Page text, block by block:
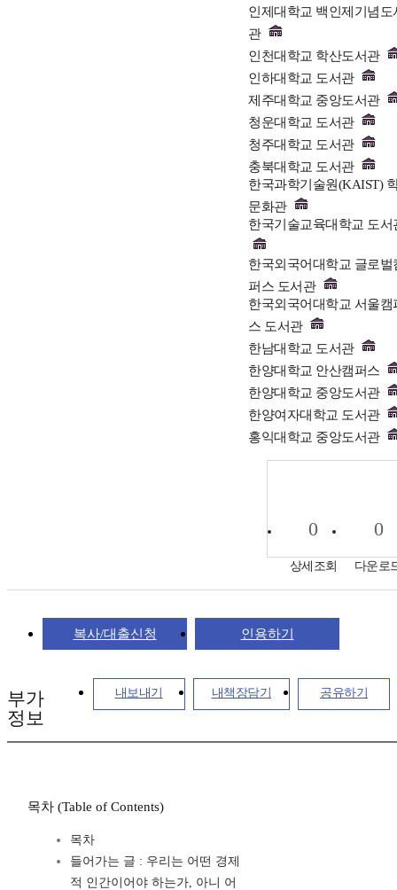
인제대학교 백인제기념도
관
인천대학교 학산도서관
인하대학교 도서관
제주대학교 중앙도서관
청운대학교 도서관
청주대학교 도서관
충북대학교 도서관
한국과학기술원(KAIST)
문화관
한국기술교육대학교 도서
한국외국어대학교 글로벌
퍼스 도서관
한국외국어대학교 서울캠
스 도서관
한남대학교 도서관
한양대학교 안산캠퍼스
한양대학교 중앙도서관
한양여자대학교 도서관
홍익대학교 중앙도서관
0
상세조회
0
다운로
복사/대출신청 인용하기
내보내기 내책장담기 공유하기
부가
정보
목차 (Table of Contents)
목차
들어가는 글 : 우리는 어떤 경제
적 인간이어야 하는가, 아니 어